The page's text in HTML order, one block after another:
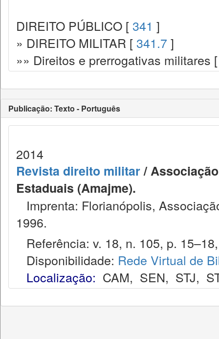
DIREITO PÚBLICO [ 341 ]
» DIREITO MILITAR [ 341.7 ]
»» Direitos e prerrogativas militares
Publicação: Texto - Português
2014
Revista direito militar/
Estaduais (Amajme).
Imprenta: Florianópolis,
1996.
Referência: v. 18, n. 105, p.
Disponibilidade: Rede Virtual de
Localização: CAM, SEN, STJ,